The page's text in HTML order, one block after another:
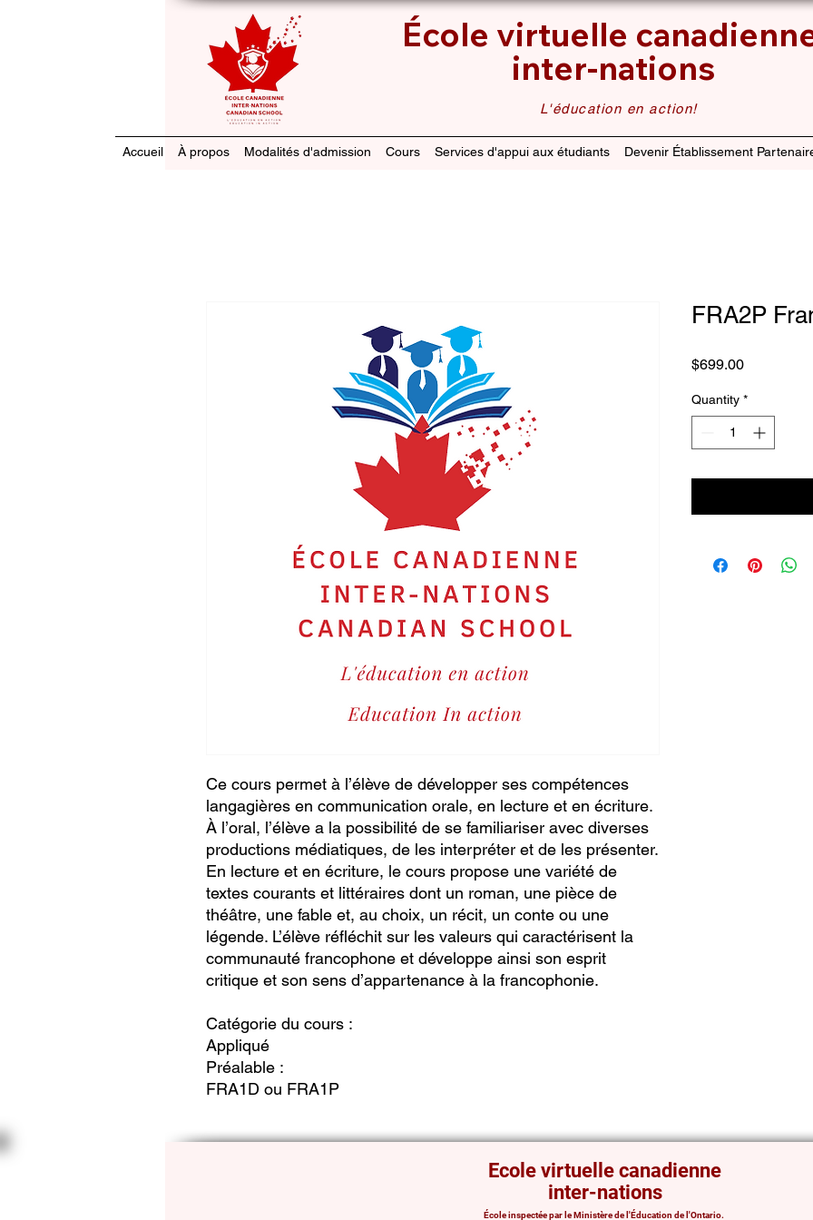
École virtuelle
inter-nations
L'éducation en action!
Accueil À propos Modalités d'admission Cours Services d'appui aux étudiants Devenir Établissement
Ce cours permet à l’élève de développer ses compétences
langagières en communication orale, en lecture et en écriture.
À l’oral, l’élève a la possibilité de se familiariser avec diverses
productions médiatiques, de les interpréter et de les présenter.
En lecture et en écriture, le cours propose une variété de
textes courants et littéraires dont un roman, une pièce de
théâtre, une fable et, au choix, un récit, un conte ou une
légende. L’élève réfléchit sur les valeurs qui caractérisent la
communauté francophone et développe ainsi son esprit
critique et son sens d’appartenance à la francophonie.
Catégorie du cours :
Appliqué
Préalable :
FRA1D ou FRA1P
FRA2P
$699.00Price
Quantity *
Ecole virtuelle canadienne
inter-nations
École inspectée par le Ministère de l'Éducation de l'Ontario.